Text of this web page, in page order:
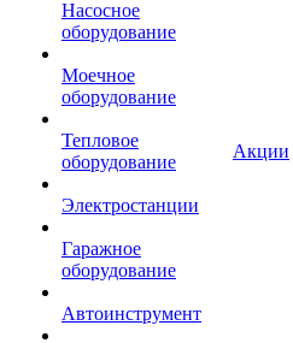
Насосное
оборудование
Моечное
оборудование
Тепловое
оборудование
Электростанции
Гаражное
оборудование
Автоинструмент
Акции